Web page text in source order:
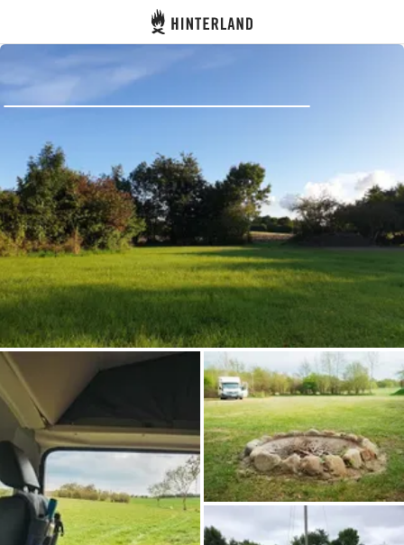
Hinterland
Iniciar sesión
Registrarse
Conviértete en anfitrión
Parcelas
Alojamientos
Rutas
Pregunta Howdy
Inspiración fotográfica
Consejos e inspiración